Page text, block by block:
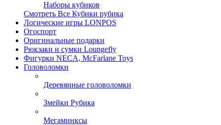
Наборы кубиков
Смотреть Все Кубики рубика
Логические игры LONPOS
Огоспорт
Оригинальные подарки
Рюкзаки и сумки Loungefly
Фигурки NECA, McFarlane Toys
Головоломки
Деревянные головоломки
Змейки Рубика
Мегаминксы